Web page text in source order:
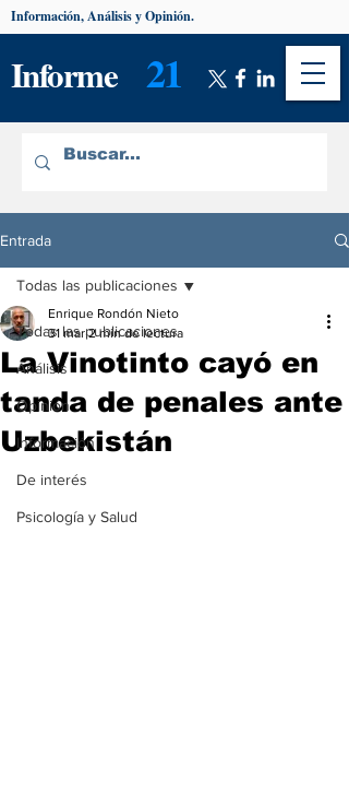
Informe 21
Información, Análisis y Opinión.
Entrada
Todas las publicaciones
Análisis
Opinión
Información
De interés
Psicología y Salud
Todas las publicaciones
La Vinotinto cayó en
tanda de penales ante
Uzbekistán
Enrique Rondón Nieto
31 mar 2 min de lectura